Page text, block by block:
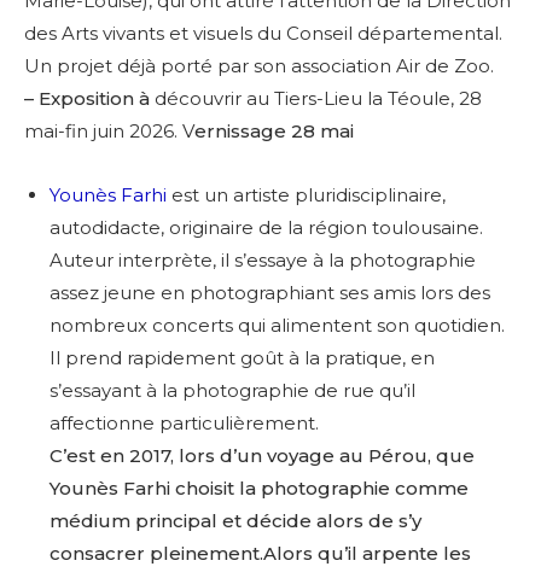
des Arts vivants et visuels du Conseil départemental.
Un projet déjà porté par son association Air de Zoo.
– Exposition à découvrir au Tiers-Lieu la Téoule, 28
mai-fin juin 2026. Vernissage 28 mai
Younès Farhi est un artiste pluridisciplinaire,
autodidacte, originaire de la région toulousaine.
Auteur interprète, il s’essaye à la photographie
assez jeune en photographiant ses amis lors des
nombreux concerts qui alimentent son quotidien.
Il prend rapidement goût à la pratique, en
s’essayant à la photographie de rue qu’il
affectionne particulièrement.
C’est en 2017, lors d’un voyage au Pérou, que
Younès Farhi choisit la photographie comme
médium principal et décide alors de s’y
consacrer pleinement.Alors qu’il arpente les